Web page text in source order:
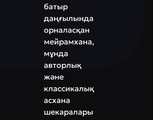
батыр
даңғылында
орналасқан
мейрамхана,
мұнда
авторлық
және
классикалық
асхана
шекаралары